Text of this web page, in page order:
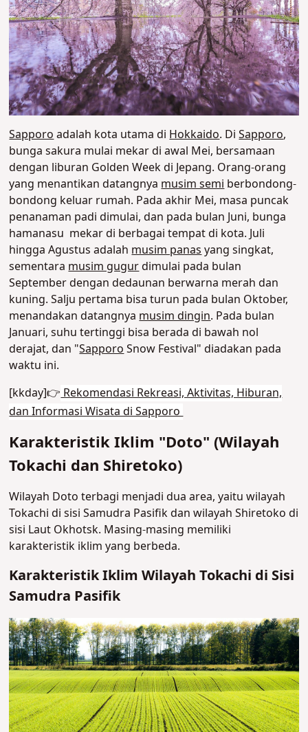
Sapporoadalah kota utama diHokkaido. DiSapporo,
bunga sakura mulai mekar di awal Mei, bersamaan
dengan liburan Golden Week di Jepang. Orang-orang
yang menantikan datangnyamusim semiberbondong-
bondong keluar rumah. Pada akhir Mei, masa puncak
penanaman padi dimulai, dan pada bulan Juni, bunga
hamanasu mekar di berbagai tempat di kota. Juli
hingga Agustus adalahmusim panasyang singkat,
sementaramusim gugurdimulai pada bulan
September dengan dedaunan berwarna merah dan
kuning. Salju pertama bisa turun pada bulan Oktober,
menandakan datangnyamusim dingin. Pada bulan
Januari, suhu tertinggi bisa berada di bawah nol
derajat, dan "SapporoSnow Festival" diadakan pada
waktu ini.
[kkday]👉Rekomendasi Rekreasi, Aktivitas, Hiburan,
dan Informasi Wisata di Sapporo
Karakteristik Iklim "Doto" (Wilayah
Tokachi dan Shiretoko)
Wilayah Doto terbagi menjadi dua area, yaitu wilayah
Tokachi di sisi Samudra Pasifik dan wilayah Shiretoko di
sisi Laut Okhotsk. Masing-masing memiliki
karakteristik iklim yang berbeda.
Karakteristik Iklim Wilayah Tokachi di Sisi
Samudra Pasifik